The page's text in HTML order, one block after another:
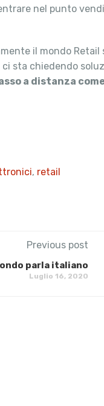
nel punto
il mondo
ci sta chiedendo
a distanza
, retail
Previous post
parla italiano
Luglio 16, 2020